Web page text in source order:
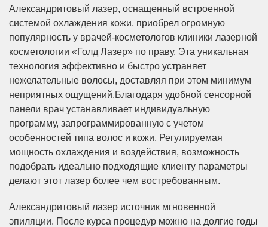
Александритовый лазер, оснащенный встроенной
системой охлаждения кожи, приобрел огромную
популярность у врачей-косметологов клиники лазерной
косметологии «Голд Лазер» по праву. Эта уникальная
технология эффективно и быстро устраняет
нежелательные волосы, доставляя при этом минимум
неприятных ощущений.Благодаря удобной сенсорной
панели врач устанавливает индивидуальную
программу, запрограммированную с учетом
особенностей типа волос и кожи. Регулируемая
мощность охлаждения и воздействия, возможность
подобрать идеально подходящие клиенту параметры
делают этот лазер более чем востребованным.
Александритовый лазер источник мгновенной
эпиляции. После курса процедур можно на долгие годы